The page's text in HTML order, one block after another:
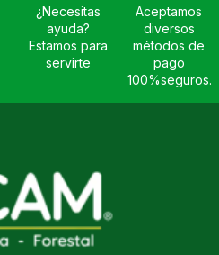
¿Necesitas
ayuda?
Estamos para
servirte
Aceptamos
diversos
métodos de
pago
100%seguros.